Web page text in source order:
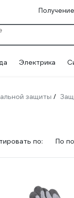
Электрика
защиты /
по: По